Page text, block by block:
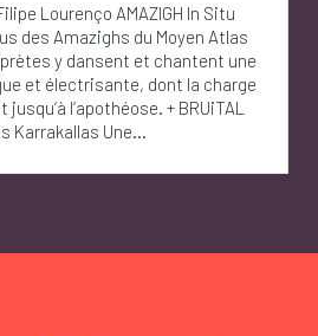
Lourenço AMAZIGH In Situ
des Amazighs du Moyen Atlas
y dansent et chantent une
et électrisante, dont la charge
l’apothéose. + BRUiTAL
Karrakallas Une...